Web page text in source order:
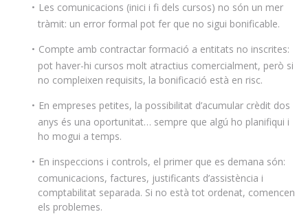
Les comunicacions (inici i fi dels cursos) no són un mer
tràmit: un error formal pot fer que no sigui bonificable.
Compte amb contractar formació a entitats no inscrites:
pot haver-hi cursos molt atractius comercialment, però si
no compleixen requisits, la bonificació està en risc.
En empreses petites, la possibilitat d’acumular crèdit dos
anys és una oportunitat… sempre que algú ho planifiqui i
ho mogui a temps.
En inspeccions i controls, el primer que es demana són:
comunicacions, factures, justificants d’assistència i
comptabilitat separada. Si no està tot ordenat, comencen
els problemes.